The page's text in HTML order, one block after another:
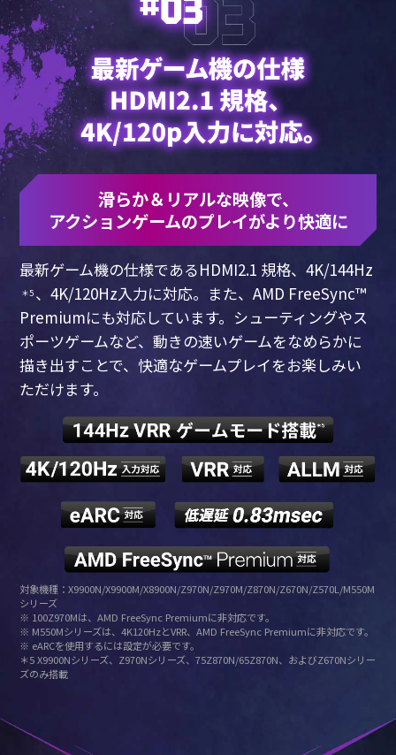
滑らか＆リアルな映像で、
アクションゲームのプレイがより快適に
最新ゲーム機の仕様であるHDMI2.1 規格、4K/144Hz
＊5 、4K/120Hz入力に対応。 また、AMD FreeSync™
Premiumにも対応しています。 シューティングやス
ポーツゲームなど、動きの速いゲームをなめらかに
描き出すことで、快適なゲームプレイをお楽しみい
ただけます。
対象機種：X9900N/X9900M/X8900N/Z970N/Z970M/Z870N/Z670N/Z570L/M550M
シリーズ
※ 100Z970Mは、AMD FreeSync Premiumに非対応です。
※ M550Mシリーズは、4K120HzとVRR、AMD FreeSync Premiumに非対応です。
※ eARCを使用するには設定が必要です。
＊5 X9900Nシリーズ、Z970Nシリーズ、75Z870N/65Z870N、およびZ670Nシリー
ズのみ搭載